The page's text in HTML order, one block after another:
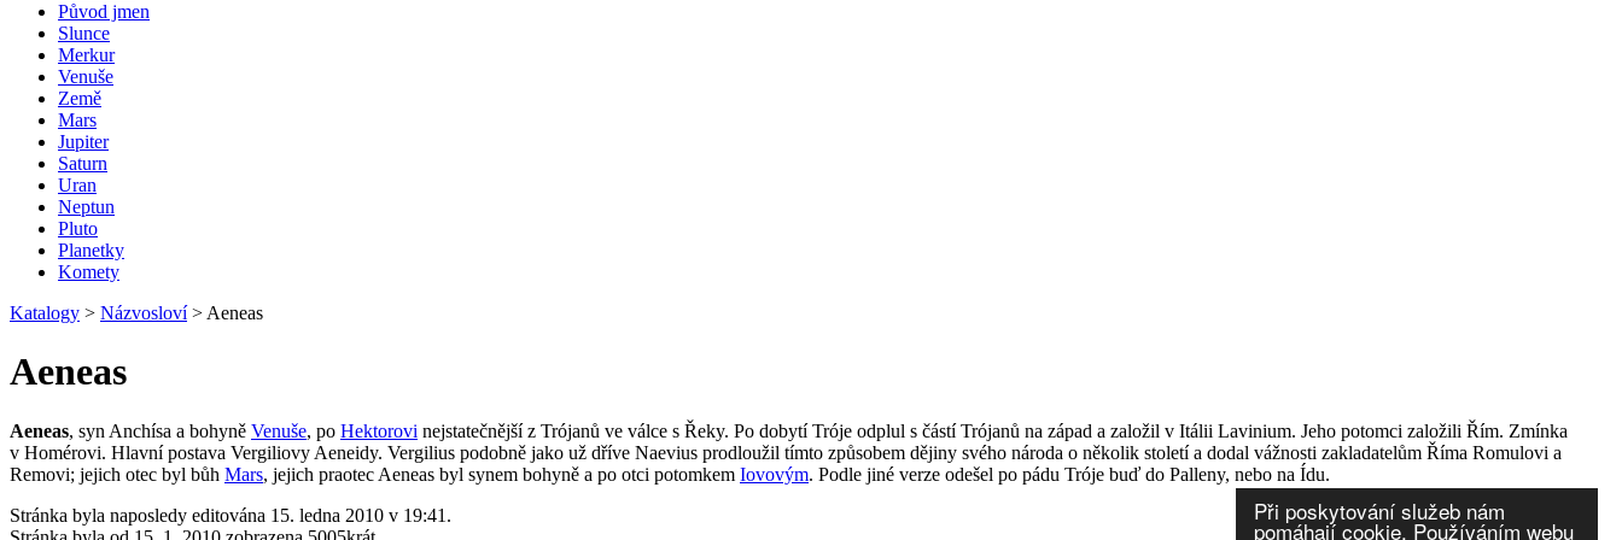
Při poskytování služeb nám
pomáhají cookie. Používáním webu
Původ jmen
Slunce
Merkur
Venuše
Země
Mars
Jupiter
Saturn
Uran
Neptun
Pluto
Planetky
Komety
Katalogy > Názvosloví > Aeneas
Aeneas
Aeneas, syn Anchísa a bohyně Venuše, po Hektorovi nejstatečnější z Trójanů ve válce s Řeky. Po dobytí Tróje odplul s částí Trójanů na západ a založil v Itálii Lavinium. Jeho potomci založili Řím. Zmínka
v Homérovi. Hlavní postava Vergiliovy Aeneidy. Vergilius podobně jako už dříve Naevius prodloužil tímto způsobem dějiny svého národa o několik století a dodal vážnosti zakladatelům Říma Romulovi a
Removi; jejich otec byl bůh Mars, jejich praotec Aeneas byl synem bohyně a po otci potomkem Iovovým. Podle jiné verze odešel po pádu Tróje buď do Palleny, nebo na Ídu.
Stránka byla naposledy editována 15. ledna 2010 v 19:41.